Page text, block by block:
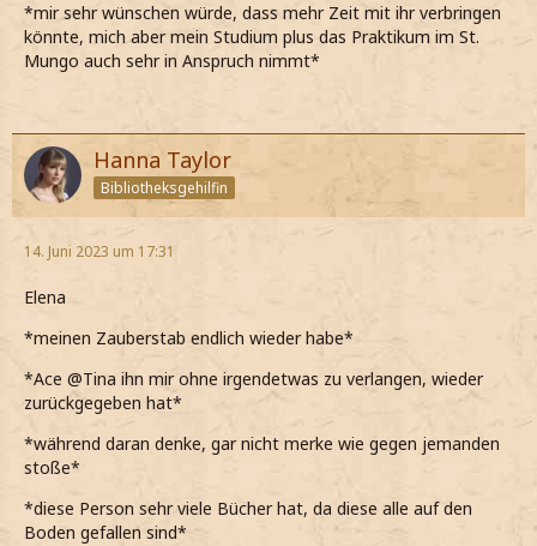
*mir sehr wünschen würde, dass mehr Zeit mit ihr verbringen
könnte, mich aber mein Studium plus das Praktikum im St.
Mungo auch sehr in Anspruch nimmt*
Hanna Taylor
Bibliotheksgehilfin
14. Juni 2023 um 17:31
Elena
*meinen Zauberstab endlich wieder habe*
*Ace @Tina ihn mir ohne irgendetwas zu verlangen, wieder
zurückgegeben hat*
*während daran denke, gar nicht merke wie gegen jemanden
stoße*
*diese Person sehr viele Bücher hat, da diese alle auf den
Boden gefallen sind*